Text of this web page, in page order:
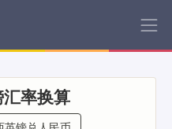
率换算